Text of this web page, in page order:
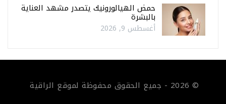
حمض الهيالورونيك يتصدر مشهد العناية
بالبشرة
أغسطس 9, 2026
© 2026 - جميع الحقوق محفوظة لموقع الراقية